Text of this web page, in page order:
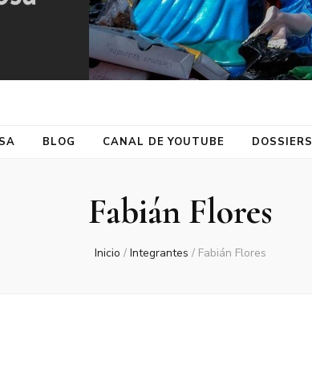
BLOG CANAL DE YOUTUBE DOSSIERS
Fabián Flores
Inicio / Integrantes / Fabián Flores